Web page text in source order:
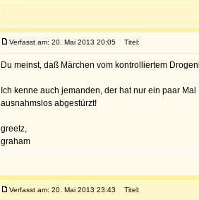
Verfasst am: 20. Mai 2013 20:05 Titel:
Du meinst, daß Märchen vom kontrolliertem
Ich kenne auch jemanden, der hat nur ein paar
ausnahmslos abgestürzt!
greetz,
graham
Verfasst am: 20. Mai 2013 23:43 Titel: